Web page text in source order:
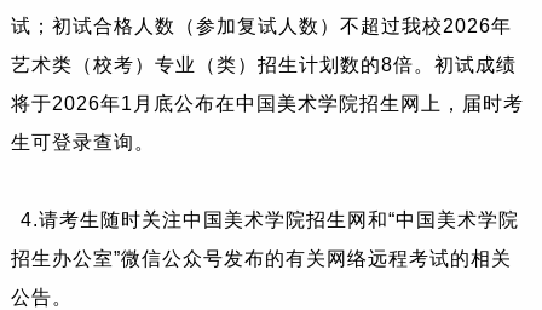
试；初试合格人数（参加复试人数）不超过我校2026年
艺术类（校考）专业（类）招生计划数的8倍。初试成绩
将于2026年1月底公布在中国美术学院招生网上，届时考
生可登录查询。
4.请考生随时关注中国美术学院招生网和“中国美术学院
招生办公室”微信公众号发布的有关网络远程考试的相关
公告。